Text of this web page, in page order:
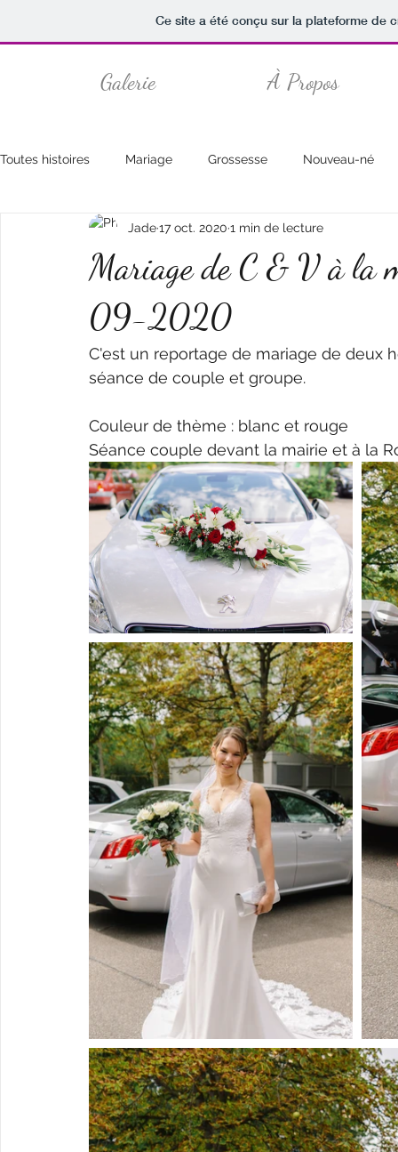
Ce site a été conçu sur la plateforme de
Galerie À Propos
Toutes histoires Mariage Grossesse Nouveau-né
Mariage de C & V à la
09-2020
Jade17 oct. 2020 1 min de lecture
C'est un reportage de mariage de deux
séance de couple et groupe.
Couleur de thème : blanc et rouge
Séance couple devant la mairie et à la